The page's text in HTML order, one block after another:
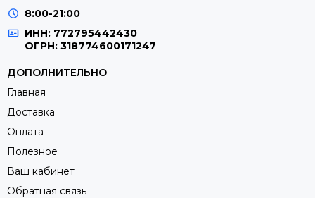
8:00-21:00
ИНН: 772795442430
ОГРН: 318774600171247
ДОПОЛНИТЕЛЬНО
Главная
Доставка
Оплата
Полезное
Ваш кабинет
Обратная связь